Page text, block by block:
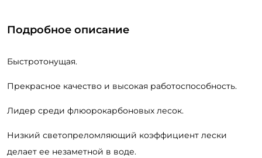
Подробное описание
Быстротонущая.
Прекрасное качество и высокая работоспособность.
Лидер среди флюорокарбоновых лесок.
Низкий светопреломляющий коэффициент лески
делает ее незаметной в воде.